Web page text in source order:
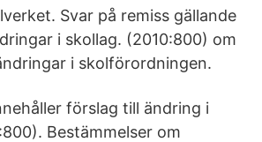
Svar på remiss gällande
i skollag. (2010:800) om
i skolförordningen.
förslag till ändring i
Bestämmelser om